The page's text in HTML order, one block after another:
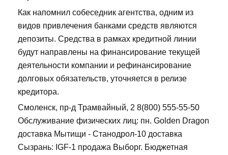
Как напомнил собеседник агентства, одним из
видов привлечения банками средств являются
депозиты. Средства в рамках кредитной линии
будут направлены на финансирование текущей
деятельности компании и рефинансирование
долговых обязательств, уточняется в релизе
кредитора.
Смоленск, пр-д Трамвайный, 2 8(800) 555-55-50
Обслуживание физических лиц: пн. Golden Dragon
доставка Мытищи - Станодрол-10 доставка
Сызрань: IGF-1 продажа Выборг. Бюджетная